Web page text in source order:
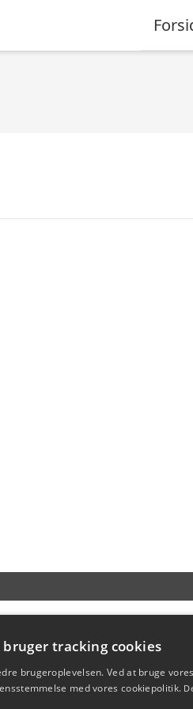
tracking cookies
brugeroplevelsen. Ved at bruge
med vores cookiepolitik.